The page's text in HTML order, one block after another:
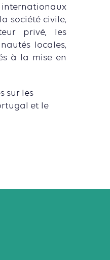
société civile,
privé, les
locales,
à la mise en
sur les
et le